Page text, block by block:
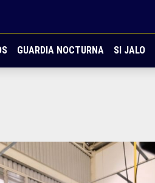
GUARDIA NOCTURNA SI JALO